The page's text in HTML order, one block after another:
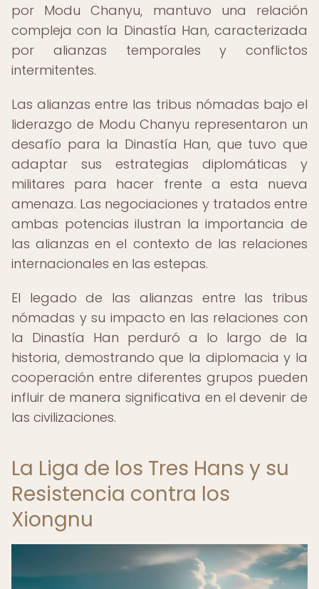
por Modu Chanyu, mantuvo una relación
compleja con la Dinastía Han, caracterizada
por alianzas temporales y conflictos
intermitentes.
Las alianzas entre las tribus nómadas bajo el
liderazgo de Modu Chanyu representaron un
desafío para la Dinastía Han, que tuvo que
adaptar sus estrategias diplomáticas y
militares para hacer frente a esta nueva
amenaza. Las negociaciones y tratados entre
ambas potencias ilustran la importancia de
las alianzas en el contexto de las relaciones
internacionales en las estepas.
El legado de las alianzas entre las tribus
nómadas y su impacto en las relaciones con
la Dinastía Han perduró a lo largo de la
historia, demostrando que la diplomacia y la
cooperación entre diferentes grupos pueden
influir de manera significativa en el devenir de
las civilizaciones.
La Liga de los Tres Hans y su
Resistencia contra los
Xiongnu